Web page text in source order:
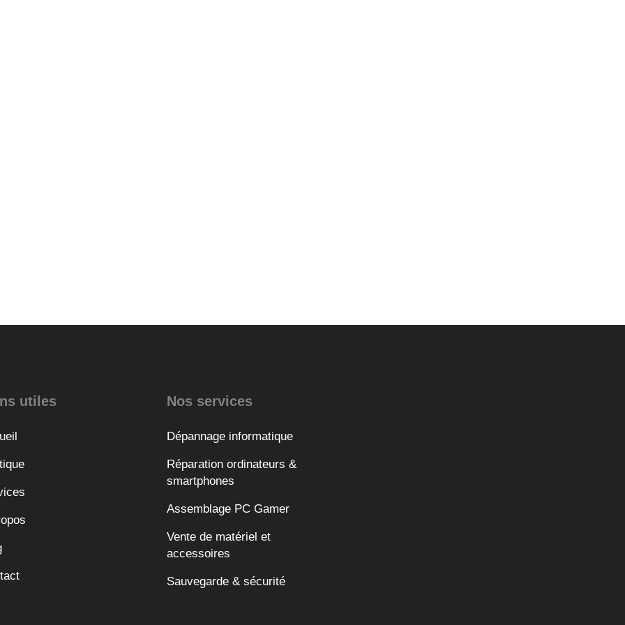
utiles Nos services
Dépannage informatique
Réparation ordinateurs &
smartphones
Assemblage PC Gamer
Vente de matériel et
accessoires
Sauvegarde & sécurité